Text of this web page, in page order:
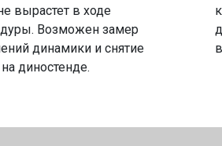
вырастет в ходе
Возможен замер
динамики и снятие
диностенде.